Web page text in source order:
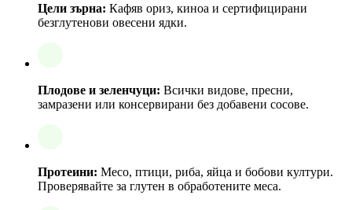
Цели зърна: Кафяв ориз, киноа и сертифицирани
безглутенови овесени ядки.
Плодове и зеленчуци: Всички видове, пресни,
замразени или консервирани без добавени сосове.
Протеини: Месо, птици, риба, яйца и бобови култури.
Проверявайте за глутен в обработените меса.